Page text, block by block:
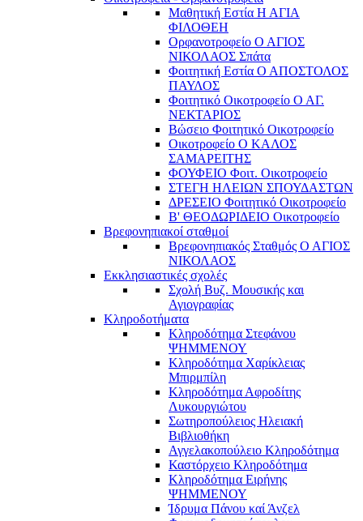
Μαθητική Εστία Η ΑΓΙΑ
ΦΙΛΟΘΕΗ
Ορφανοτροφείο Ο ΑΓΙΟΣ
ΝΙΚΟΛΑΟΣ Σπάτα
Φοιτητική Εστία Ο ΑΠΟΣΤΟΛΟΣ
ΠΑΥΛΟΣ
Φοιτητικό Οικοτροφείο Ο ΑΓ.
ΝΕΚΤΑΡΙΟΣ
Βώσειο Φοιτητικό Οικοτροφείο
Οικοτροφείο Ο ΚΑΛΟΣ
ΣΑΜΑΡΕΙΤΗΣ
ΦΟΥΦΕΙΟ Φοιτ. Οικοτροφείο
ΣΤΕΓΗ ΗΛΕΙΩΝ ΣΠΟΥΔΑΣΤΩΝ
ΔΡΕΣΕΙΟ Φοιτητικό Οικοτροφείο
Β' ΘΕΟΔΩΡΙΔΕΙΟ Οικοτροφείο
Βρεφονηπιακοί σταθμοί
Βρεφονηπιακός Σταθμός Ο ΑΓΙΟΣ
ΝΙΚΟΛΑΟΣ
Εκκλησιαστικές σχολές
Σχολή Βυζ. Μουσικής και
Αγιογραφίας
Κληροδοτήματα
Κληροδότημα Στεφάνου
ΨΗΜΜΕΝΟΥ
Κληροδότημα Χαρίκλειας
Μπιρμπίλη
Κληροδότημα Αφροδίτης
Λυκουργιώτου
Σωτηροπούλειος Ηλειακή
Βιβλιοθήκη
Αγγελακοπούλειο Κληροδότημα
Καστόρχειο Κληροδότημα
Κληροδότημα Ειρήνης
ΨΗΜΜΕΝΟΥ
Ίδρυμα Πάνου καί Άνζελ